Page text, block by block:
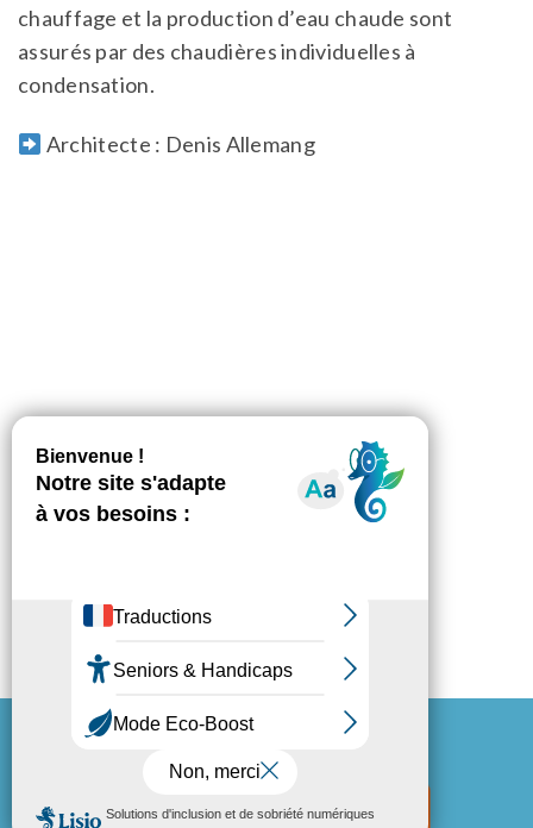
Mon espace locataire
chauffage et la production d’eau chaude sont
assurés par des chaudières individuelles à
condensation.
Architecte : Denis Allemang
Mentions légales
Politique de confidentialité